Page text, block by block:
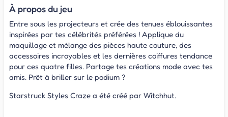
À propos du jeu
Entre sous les projecteurs et crée des tenues éblouissantes
inspirées par tes célébrités préférées ! Applique du
maquillage et mélange des pièces haute couture, des
accessoires incroyables et les dernières coiffures tendance
pour ces quatre filles. Partage tes créations mode avec tes
amis. Prêt à briller sur le podium ?
Starstruck Styles Craze a été créé par Witchhut.